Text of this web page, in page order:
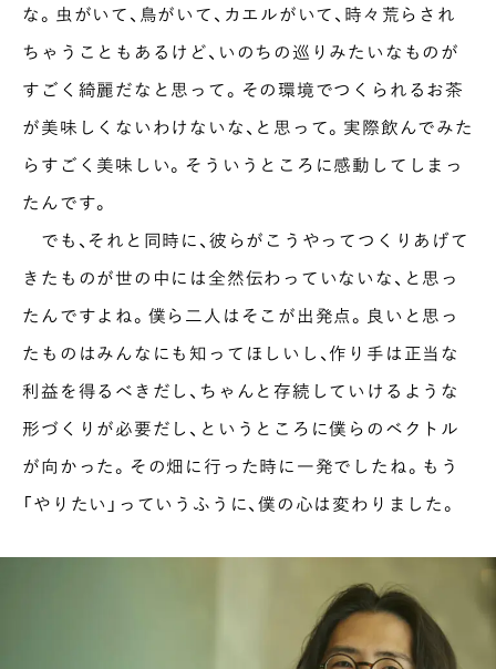
INTERVIEW
ファーストプレイスで、お茶を
COLUMN
COLOURS BY CHAGOCORO
な。虫がいて、鳥がいて、カエルがいて、時々荒らされ
ちゃうこともあるけど、いのちの巡りみたいなものが
すごく綺麗だなと思って。その環境でつくられるお茶
が美味しくないわけないな、と思って。実際飲んでみた
らすごく美味しい。そういうところに感動してしまっ
たんです。
でも、それと同時に、彼らがこうやってつくりあげて
きたものが世の中には全然伝わっていないな、と思っ
たんですよね。僕ら二人はそこが出発点。良いと思っ
たものはみんなにも知ってほしいし、作り手は正当な
利益を得るべきだし、ちゃんと存続していけるような
形づくりが必要だし、というところに僕らのベクトル
が向かった。その畑に行った時に一発でしたね。もう
「やりたい」っていうふうに、僕の心は変わりました。